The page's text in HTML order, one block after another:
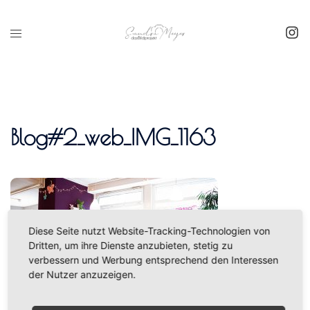
Blog#2_web_IMG_1163
Diese Seite nutzt Website-Tracking-Technologien von
Dritten, um ihre Dienste anzubieten, stetig zu
verbessern und Werbung entsprechend den Interessen
der Nutzer anzuzeigen.